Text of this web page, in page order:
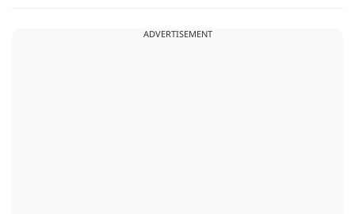
ADVERTISEMENT